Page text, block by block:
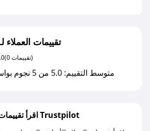
مع صحصح، تسوق بذكاء ووفّر على
تقييمات العملاء
(0 تقييمات)
متوسط التقييم: 5.0 من 5 نجوم بواسطة 0 مستخدمين
اقرأ تقييمات واراء العملاء على Trustpilot